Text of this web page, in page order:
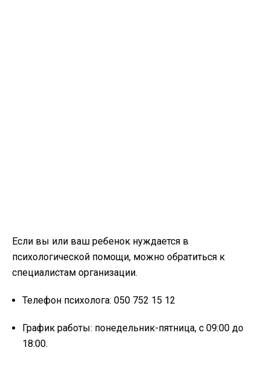
Если вы или ваш ребенок нуждается в
психологической помощи, можно обратиться к
специалистам организации.
Телефон психолога: 050 752 15 12
График работы: понедельник-пятница, с 09:00 до
18:00.